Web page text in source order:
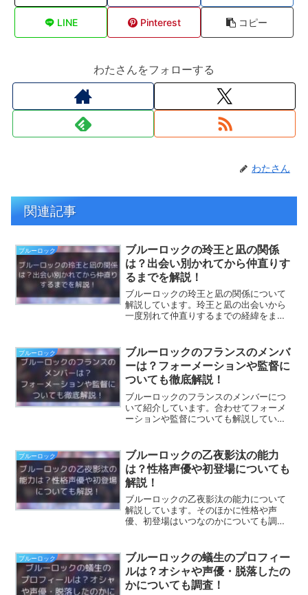
LINE Pinterest コピー
わたさんをフォローする
わたさん
関連記事
ブルーロック
ブルーロックの玲王と凪の関係
は？出会い別かれてから仲直りす
るまでを解説！
ブルーロックの玲王と凪の関係について
解説しています。玲王と凪の出会いから
一度別れて仲直りするまでの経緯をまと
りたい方は是非ご覧ください。
ブルーロック
ブルーロックのフランスのメンバ
ーは？フォーメーションや監督に
ついても徹底解説！
ブルーロックのフランスのメンバーにつ
いて紹介しています。合わせてフォーメ
ーションや監督についても解説していま
気になる方は是非ご覧ください。
ブルーロック
ブルーロックの乙夜影汰の能力
は？性格声優や初登場についても
解説！
ブルーロックの乙夜影汰の能力について
解説しています。そのほかに性格や声
優、初登場はいつなのかについても調査
になる方は是非ご覧ください。
ブルーロック
ブルーロックの蟻生のプロフィー
ルは？オシャや声優・脱落したの
かについても調査！